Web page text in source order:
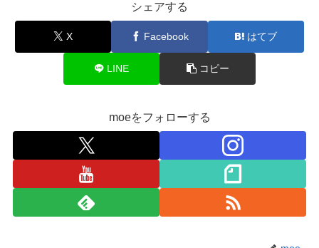
シェアする
X Facebook はてブ
LINE コピー
moeをフォローする